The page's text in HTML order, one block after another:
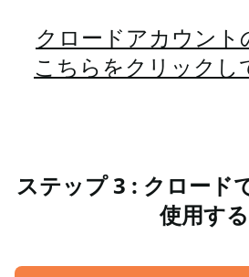
クロードアカウント
こちらをクリックし
ステップ 3 : クロード
使用する